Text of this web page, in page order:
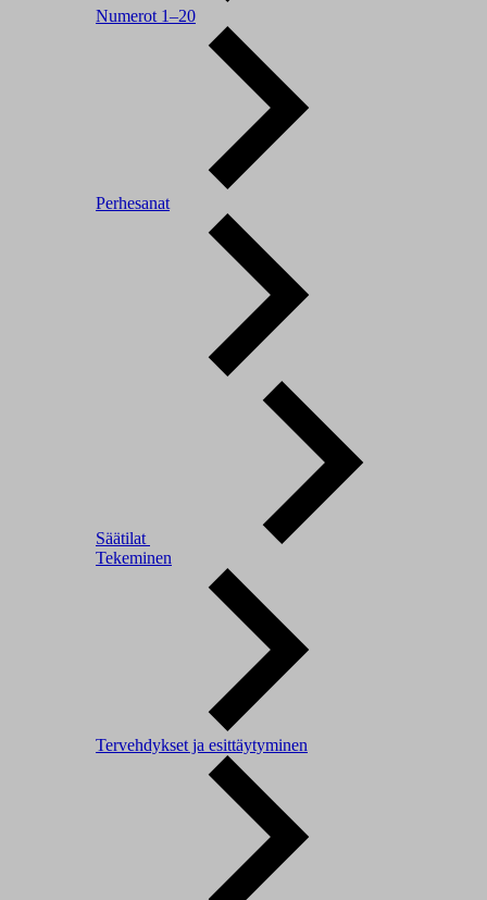
Numerot 1–20
Perhesanat
Säätilat
Tekeminen
Tervehdykset ja esittäytyminen